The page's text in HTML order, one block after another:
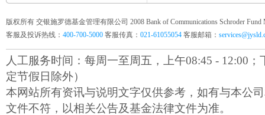
版权所有 交银施罗德基金管理有限公司 2008 Bank of Communications Schroder Fund
客服及投诉热线： 400-700-5000 客服传真： 021-61055054 客服邮箱：
人工服务时间：每周一至周五，上午08:45 - 12:00；
定节假日除外）
本网站所有资讯与说明文字仅供参考，如有与本公
文件不符，以相关公告及基金法律文件为准。